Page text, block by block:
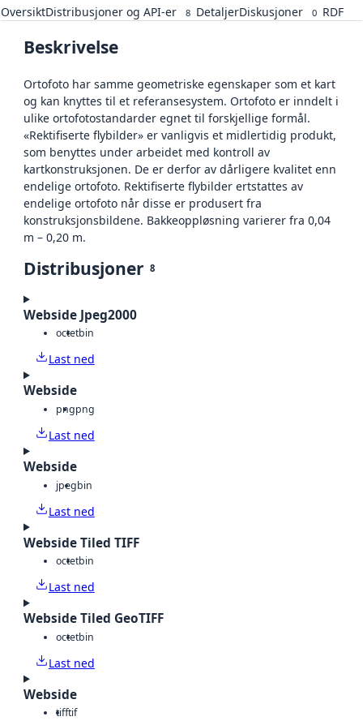
OversiktDistribusjoner og API-er 8 DetaljerDiskusjoner 0 RDF
Beskrivelse
Ortofoto har samme geometriske egenskaper som et kart
og kan knyttes til et referansesystem. Ortofoto er inndelt i
ulike ortofotostandarder egnet til forskjellige formål.
«Rektifiserte flybilder» er vanligvis et midlertidig produkt,
som benyttes under arbeidet med kontroll av
kartkonstruksjonen. De er derfor av dårligere kvalitet enn
endelige ortofoto. Rektifiserte flybilder ertstattes av
endelige ortofoto når disse er produsert fra
konstruksjonsbildene. Bakkeoppløsning varierer fra 0,04
m – 0,20 m.
Distribusjoner 8
Webside Jpeg2000
octetbin
Last ned
Webside
pngpng
Last ned
Webside
jpegbin
Last ned
Webside Tiled TIFF
octetbin
Last ned
Webside Tiled GeoTIFF
octetbin
Last ned
Webside
tifftif